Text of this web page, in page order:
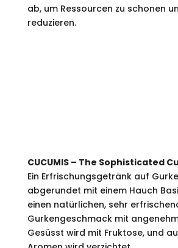
ab, um Ressourcen zu schonen
reduzieren.
CUCUMIS – The Sophisticated
Ein Erfrischungsgetränk auf
abgerundet mit einem Hauch
einen natürlichen, sehr
Gurkengeschmack mit
Gesüsst wird mit Fruktose, und